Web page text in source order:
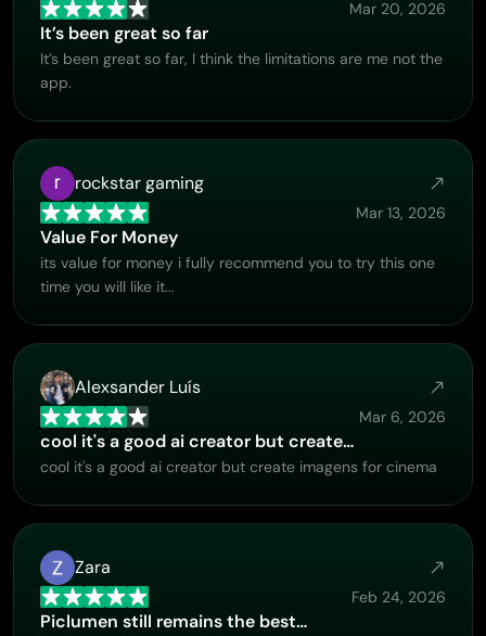
KI-Tattoo-Generator
KI-Avatar-Generator
KI-Posen-Generator
Mar 20, 2026
It’s been great so far
It’s been great so far, I think the limitations are me not the
app.
rockstar gaming
Mar 13, 2026
Value For Money
its value for money i fully recommend you to try this one
time you will like it...
Alexsander Luís
Mar 6, 2026
cool it's a good ai creator but create…
cool it's a good ai creator but create imagens for cinema
Zara
Feb 24, 2026
Piclumen still remains the best…